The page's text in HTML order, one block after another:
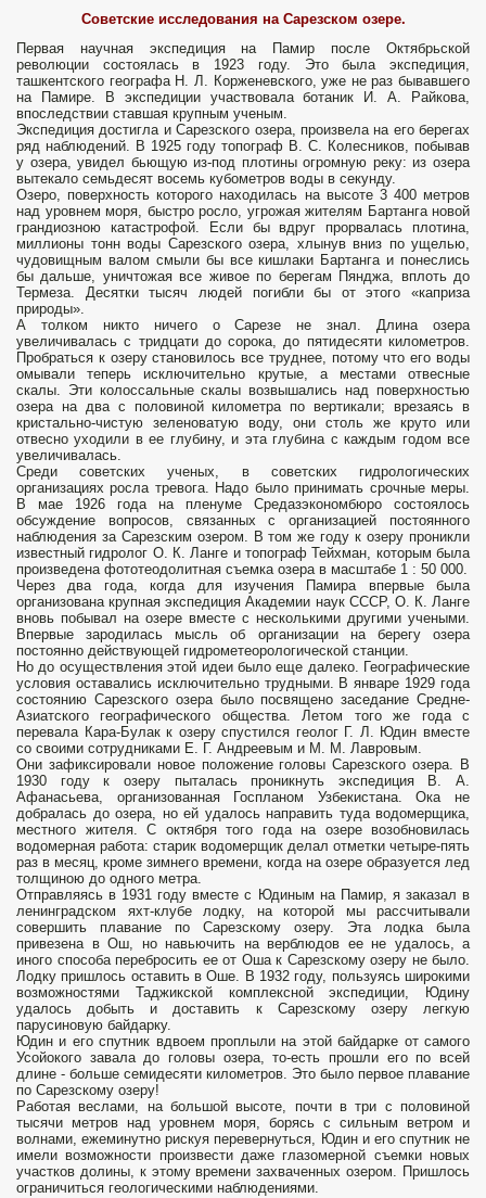
Советские исследования на Сарезском озере.
Первая научная экспедиция на Памир после Октябрьской
революции состоялась в 1923 году. Это была экспедиция,
ташкентского географа Н. Л. Корженевского, уже не раз бывавшего
на Памире. В экспедиции участвовала ботаник И. А. Райкова,
впоследствии ставшая крупным ученым.
Экспедиция достигла и Сарезского озера, произвела на его берегах
ряд наблюдений. В 1925 году топограф В. С. Колесников, побывав
у озера, увидел бьющую из-под плотины огромную реку: из озера
вытекало семьдесят восемь кубометров воды в секунду.
Озеро, поверхность которого находилась на высоте 3 400 метров
над уровнем моря, быстро росло, угрожая жителям Бартанга новой
грандиозною катастрофой. Если бы вдруг прорвалась плотина,
миллионы тонн воды Сарезского озера, хлынув вниз по ущелью,
чудовищным валом смыли бы все кишлаки Бартанга и понеслись
бы дальше, уничтожая все живое по берегам Пянджа, вплоть до
Термеза. Десятки тысяч людей погибли бы от этого «каприза
природы».
А толком никто ничего о Сарезе не знал. Длина озера
увеличивалась с тридцати до сорока, до пятидесяти километров.
Пробраться к озеру становилось все труднее, потому что его воды
омывали теперь исключительно крутые, а местами отвесные
скалы. Эти колоссальные скалы возвышались над поверхностью
озера на два с половиной километра по вертикали; врезаясь в
кристально-чистую зеленоватую воду, они столь же круто или
отвесно уходили в ее глубину, и эта глубина с каждым годом все
увеличивалась.
Среди советских ученых, в советских гидрологических
организациях росла тревога. Надо было принимать срочные меры.
В мае 1926 года на пленуме Средазэкономбюро состоялось
обсуждение вопросов, связанных с организацией постоянного
наблюдения за Сарезским озером. В том же году к озеру проникли
известный гидролог О. К. Ланге и топограф Тейхман, которым была
произведена фототеодолитная съемка озера в масштабе 1 : 50 000.
Через два года, когда для изучения Памира впервые была
организована крупная экспедиция Академии наук СССР, О. К. Ланге
вновь побывал на озере вместе с несколькими другими учеными.
Впервые зародилась мысль об организации на берегу озера
постоянно действующей гидрометеорологической станции.
Но до осуществления этой идеи было еще далеко. Географические
условия оставались исключительно трудными. В январе 1929 года
состоянию Сарезского озера было посвящено заседание Средне-
Азиатского географического общества. Летом того же года с
перевала Кара-Булак к озеру спустился геолог Г. Л. Юдин вместе
со своими сотрудниками Е. Г. Андреевым и М. М. Лавровым.
Они зафиксировали новое положение головы Сарезского озера. В
1930 году к озеру пыталась проникнуть экспедиция В. А.
Афанасьева, организованная Госпланом Узбекистана. Ока не
добралась до озера, но ей удалось направить туда водомерщика,
местного жителя. С октября того года на озере возобновилась
водомерная работа: старик водомерщик делал отметки четыре-пять
раз в месяц, кроме зимнего времени, когда на озере образуется лед
толщиною до одного метра.
Отправляясь в 1931 году вместе с Юдиным на Памир, я заказал в
ленинградском яхт-клубе лодку, на которой мы рассчитывали
совершить плавание по Сарезскому озеру. Эта лодка была
привезена в Ош, но навьючить на верблюдов ее не удалось, а
иного способа перебросить ее от Оша к Сарезскому озеру не было.
Лодку пришлось оставить в Оше. В 1932 году, пользуясь широкими
возможностями Таджикской комплексной экспедиции, Юдину
удалось добыть и доставить к Сарезскому озеру легкую
парусиновую байдарку.
Юдин и его спутник вдвоем проплыли на этой байдарке от самого
Усойокого завала до головы озера, то-есть прошли его по всей
длине - больше семидесяти километров. Это было первое плавание
по Сарезскому озеру!
Работая веслами, на большой высоте, почти в три с половиной
тысячи метров над уровнем моря, борясь с сильным ветром и
волнами, ежеминутно рискуя перевернуться, Юдин и его спутник не
имели возможности произвести даже глазомерной съемки новых
участков долины, к этому времени захваченных озером. Пришлось
ограничиться геологическими наблюдениями.